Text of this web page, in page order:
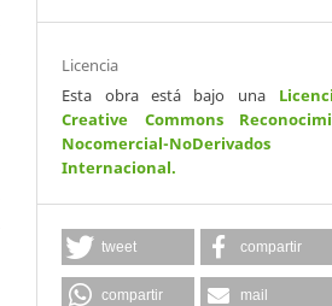
Licencia
Esta obra está bajo una
Creative Commons
Nocomercial-
Internacional.
tweet compartir
compartir mail